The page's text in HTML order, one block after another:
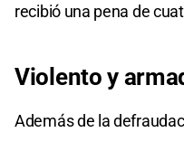
recibió una pena de
Violento y
Además de la